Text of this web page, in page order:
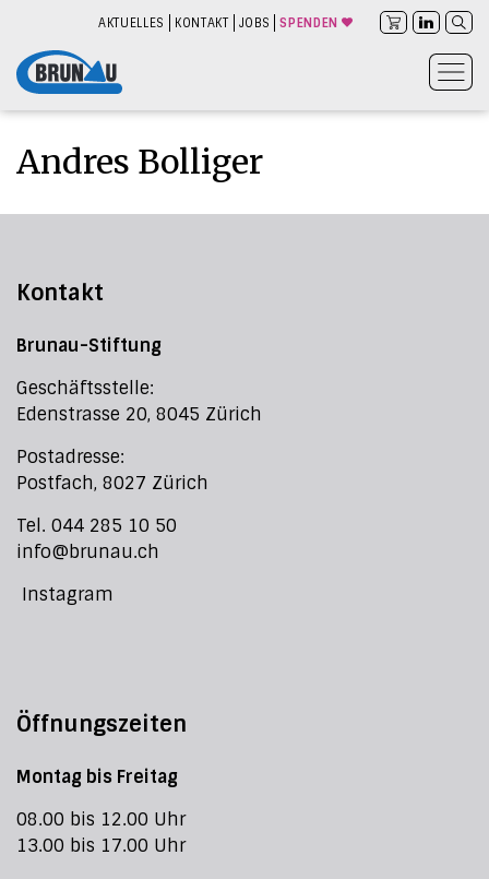
AKTUELLES KONTAKT JOBS SPENDEN
Andres Bolliger
Kontakt
Brunau-Stiftung
Geschäftsstelle:
Edenstrasse 20, 8045 Zürich
Postadresse:
Postfach, 8027 Zürich
Tel. 044 285 10 50
info@brunau.ch
Instagram
Öffnungszeiten
Montag bis Freitag
08.00 bis 12.00 Uhr
13.00 bis 17.00 Uhr